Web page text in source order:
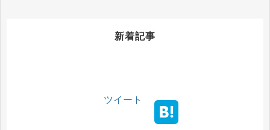
新着記事
ツイート